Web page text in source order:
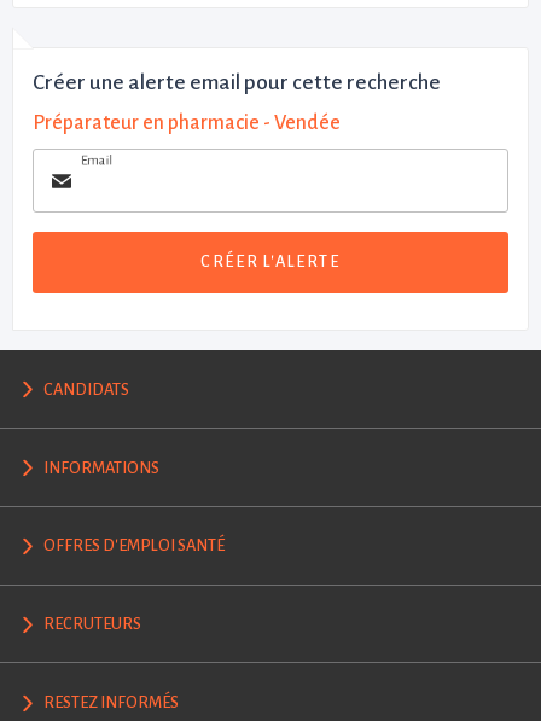
Créer une alerte email pour cette recherche
Préparateur en pharmacie - Vendée
Email
CRÉER L'ALERTE
CANDIDATS
INFORMATIONS
OFFRES D'EMPLOI SANTÉ
RECRUTEURS
RESTEZ INFORMÉS